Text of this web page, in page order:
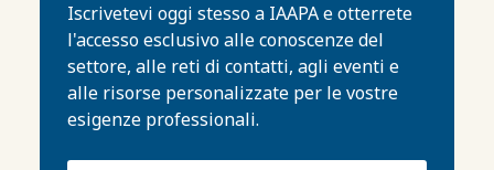
Iscrivetevi oggi stesso a IAAPA e otterrete
l'accesso esclusivo alle conoscenze del
settore, alle reti di contatti, agli eventi e
alle risorse personalizzate per le vostre
esigenze professionali.